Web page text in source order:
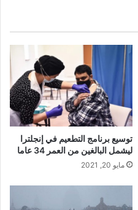
توسيع برنامج التطعيم في إنجلترا
ليشمل البالغين من العمر 34 عاما
مايو 20, 2021